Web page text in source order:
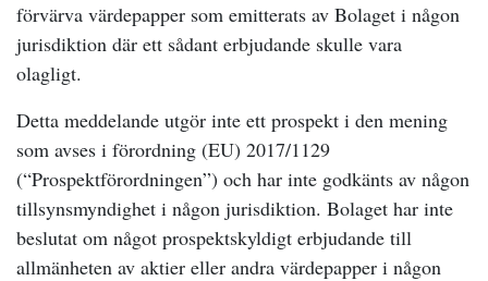
förvärva värdepapper som emitterats av Bolaget i någon
jurisdiktion där ett sådant erbjudande skulle vara
olagligt.
Detta meddelande utgör inte ett prospekt i den mening
som avses i förordning (EU) 2017/1129
(“Prospektförordningen”) och har inte godkänts av någon
tillsynsmyndighet i någon jurisdiktion. Bolaget har inte
beslutat om något prospektskyldigt erbjudande till
allmänheten av aktier eller andra värdepapper i någon